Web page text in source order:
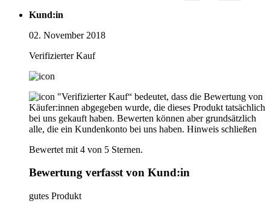
Kund:in
02. November 2018
Verifizierter Kauf
"Verifizierter Kauf“ bedeutet, dass die Bewertung von
Käufer:innen abgegeben wurde, die dieses Produkt tatsächlich
bei uns gekauft haben. Bewerten können aber grundsätzlich
alle, die ein Kundenkonto bei uns haben. Hinweis schließen
Bewertet mit 4 von 5 Sternen.
Bewertung verfasst von Kund:in
gutes Produkt